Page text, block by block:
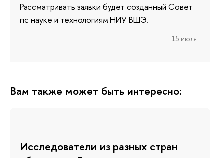
Рассматривать заявки будет созданный Совет
по науке и технологиям НИУ ВШЭ.
15 июля
Вам также может быть интересно:
Исследователи из разных стран